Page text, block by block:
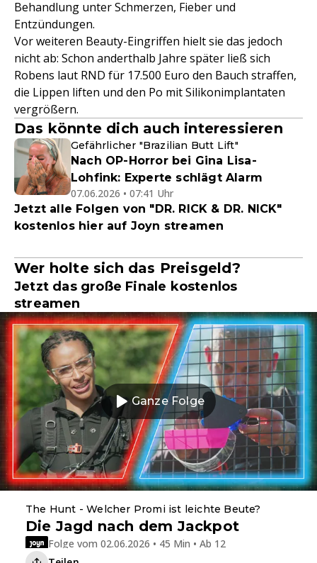
Behandlung unter Schmerzen, Fieber und
Entzündungen.
Vor weiteren Beauty-Eingriffen hielt sie das jedoch
nicht ab: Schon anderthalb Jahre später ließ sich
Robens laut RND für 17.500 Euro den Bauch straffen,
die Lippen liften und den Po mit Silikonimplantaten
vergrößern.
Das könnte dich auch interessieren
Gefährlicher "Brazilian Butt Lift"
Nach OP-Horror bei Gina Lisa-
Lohfink: Experte schlägt Alarm
07.06.2026 • 07:41 Uhr
Jetzt alle Folgen von "DR. RICK & DR. NICK"
kostenlos hier auf Joyn streamen
Wer holte sich das Preisgeld?
Jetzt das große Finale kostenlos
streamen
Ganze Folge
The Hunt - Welcher Promi ist leichte Beute?
Die Jagd nach dem Jackpot
Folge vom 02.06.2026 • 45 Min • Ab 12